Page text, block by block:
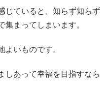
じていると、知らず知らず
集まってしまいます。
よいものです。
しあって幸福を目指すなら